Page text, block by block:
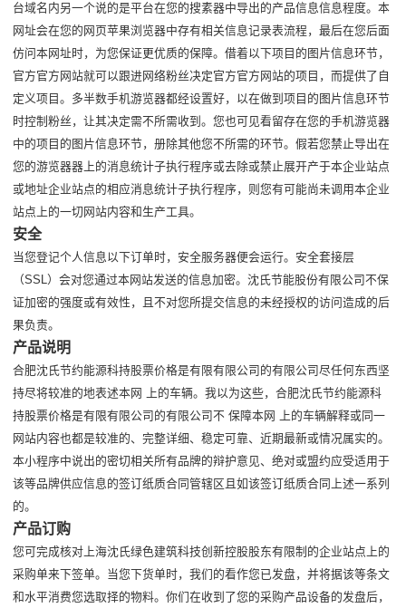
台域名内另一个说的是平台在您的搜素器中导出的产品信息信息程度。本
网址会在您的网页苹果浏览器中存有相关信息记录表流程，最后在您后面
仿问本网址时，为您保证更优质的保障。借着以下项目的图片信息环节，
官方官方网站就可以跟进网络粉丝决定官方官方网站的项目，而提供了自
定义项目。多半数手机游览器都经设置好，以在做到项目的图片信息环节
时控制粉丝，让其决定需不所需收到。您也可见看留存在您的手机游览器
中的项目的图片信息环节，册除其他您不所需的环节。假若您禁止导出在
您的游览器器上的消息统计子执行程序或去除或禁止展开产于本企业站点
或地址企业站点的相应消息统计子执行程序，则您有可能尚未调用本企业
站点上的一切网站内容和生产工具。
安全
当您登记个人信息以下订单时，安全服务器便会运行。安全套接层
（SSL）会对您通过本网站发送的信息加密。沈氏节能股份有限公司不保
证加密的强度或有效性，且不对您所提交信息的未经授权的访问造成的后
果负责。
产品说明
合肥沈氏节约能源科持股票价格是有限有限公司的有限公司尽任何东西坚
持尽将较准的地表述本网 上的车辆。我以为这些，合肥沈氏节约能源科
持股票价格是有限有限公司的有限公司不 保障本网 上的车辆解释或同一
网站内容也都是较准的、完整详细、稳定可靠、近期最新或情况属实的。
本小程序中说出的密切相关所有品牌的辩护意见、绝对或盟约应受适用于
该等品牌供应信息的签订纸质合同管辖区且如该签订纸质合同上述一系列
的。
产品订购
您可完成核对上海沈氏绿色建筑科技创新控股股东有限制的企业站点上的
采购单来下签单。当您下货单时，我们的看作您已发盘，并将据该等条文
和水平消费您选取择的物料。你们在收到了您的采购产品设备的发盘后，